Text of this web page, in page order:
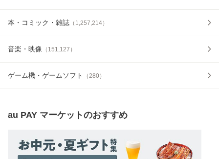
本・コミック・雑誌 （ 1,257,214）
音楽・映像 （ 151,127 ）
ゲーム機・ゲームソフト （280）
au PAY マーケットのおすすめ